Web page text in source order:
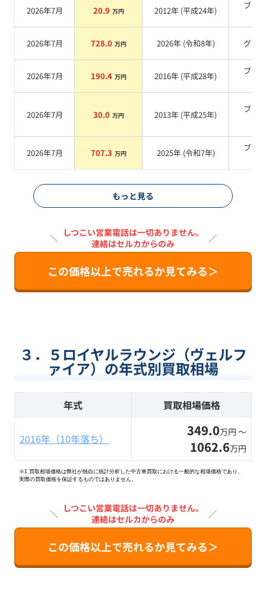
2026年7月 20.9 万円 2012年 (平成24年)
ブラ
2026年7月 728.0 万円 2026年 (令和8年) グレー
2026年7月 190.4 万円 2016年 (平成28年)
ブラ
2026年7月 30.0 万円 2013年 (平成25年)
ブラ
2026年7月 707.3 万円 2025年 (令和7年)
ブラ
もっと見る
＼ しつこい営業電話は一切ありません。
連絡はセルカからのみ
／
この価格以上で売れるか見てみる＞
３．５ロイヤルラウンジ（ヴェルフ
ァイア）の年式別買取相場
年式 買取相場価格
2016年（10年落ち） 349.0万円 〜
1062.6万円
※1 買取相場価格は弊社が独自に統計分析した中古車買取における一般的な相場価格であり、
実際の買取価格を保証するものではありません。
＼ しつこい営業電話は一切ありません。
連絡はセルカからのみ
／
この価格以上で売れるか見てみる＞